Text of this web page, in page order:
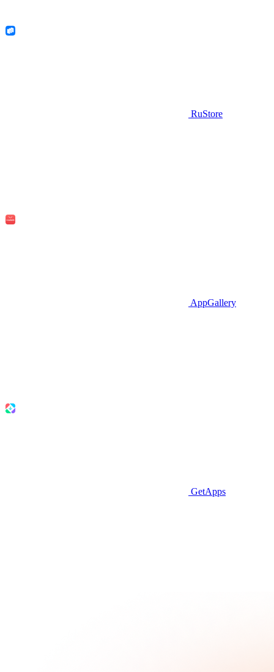
RuStore
AppGallery
GetApps